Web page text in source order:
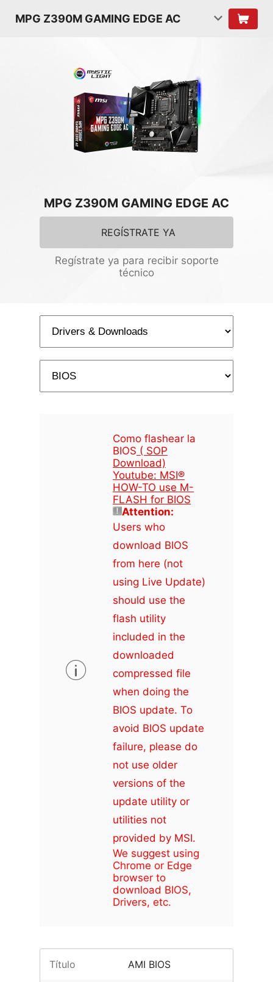
MPG Z390M GAMING EDGE AC
MPG Z390M GAMING EDGE AC
REGÍSTRATE YA
Regístrate ya para recibir soporte
técnico
Como flashear la
BIOS ( SOP
Download)
Youtube: MSI®
HOW-TO use M-
FLASH for BIOS
Attention:
Users who
download BIOS
from here (not
using Live Update)
should use the
flash utility
included in the
downloaded
compressed file
when doing the
BIOS update. To
avoid BIOS update
failure, please do
not use older
versions of the
update utility or
utilities not
provided by MSI.
We suggest using
Chrome or Edge
browser to
download BIOS,
Drivers, etc.
Título AMI BIOS